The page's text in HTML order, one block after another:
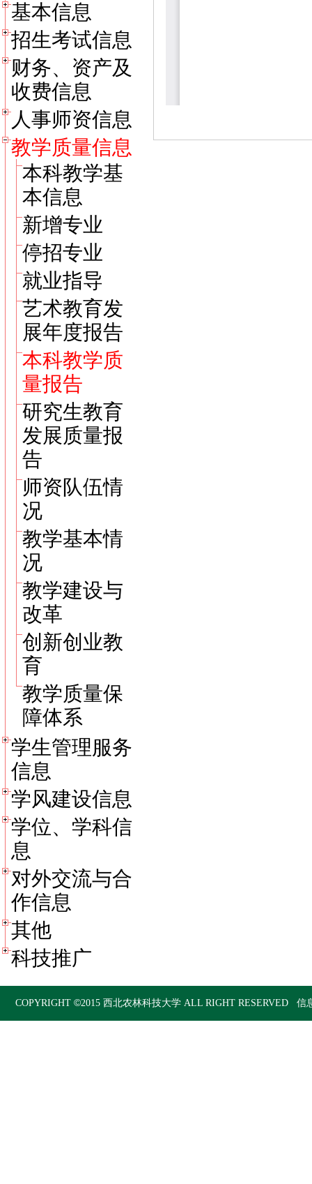
基本信息
招生考试信息
财务、资产及
收费信息
人事师资信息
教学质量信息
本科教学基
本信息
新增专业
停招专业
就业指导
艺术教育发
展年度报告
本科教学质
量报告
研究生教育
发展质量报
告
师资队伍情
况
教学基本情
况
教学建设与
改革
创新创业教
育
教学质量保
障体系
学生管理服务
信息
学风建设信息
学位、学科信
息
对外交流与合
作信息
其他
科技推广
COPYRIGHT©2015西北农林科技大学 ALL RIGHT RESERVED 信